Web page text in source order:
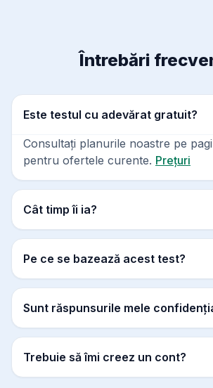
Întrebări
Este testul cu adevărat gratuit?
Consultați planurile noastre pe
pentru ofertele curente. Prețuri
Cât timp îi ia?
Pe ce se bazează acest test?
Sunt răspunsurile mele
Trebuie să îmi creez un cont?